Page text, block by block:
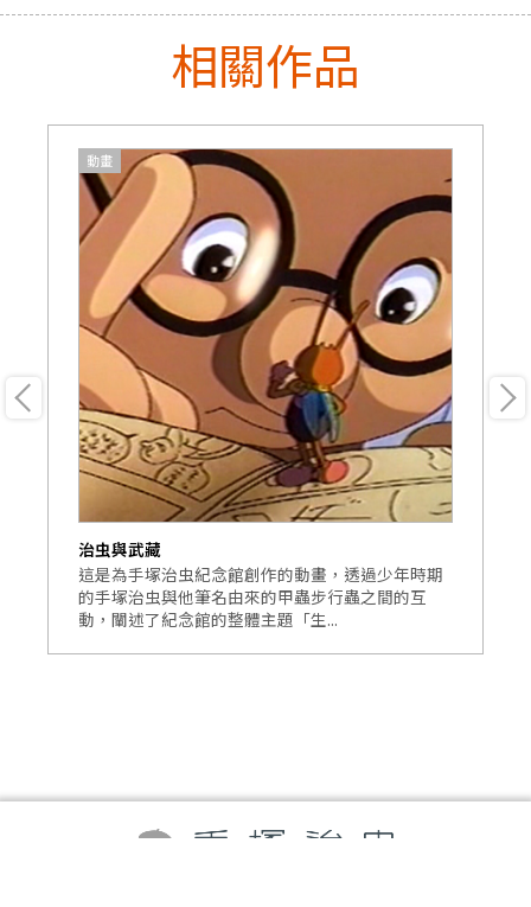
相關作品
動畫
治虫與武藏
這是為手塚治虫紀念館創作的動畫，透過少年時期
的手塚治虫與他筆名由來的甲蟲步行蟲之間的互
動，闡述了紀念館的整體主題「生...